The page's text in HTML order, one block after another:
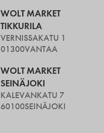
WOLT MARKET
TIKKURILA
VERNISSAKATU 1
01300VANTAA
WOLT MARKET
SEINÄJOKI
KALEVANKATU 7
60100SEINÄJOKI